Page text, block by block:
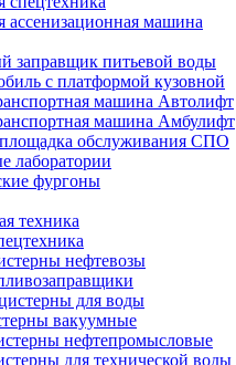
ассенизационная машина
заправщик питьевой воды
с платформой кузовной
машина Автолифт
машина Амбулифт
обслуживания СПО
лаборатории
фургоны
техника
нефтевозы
для воды
вакуумные
нефтепромысловые
для технической воды